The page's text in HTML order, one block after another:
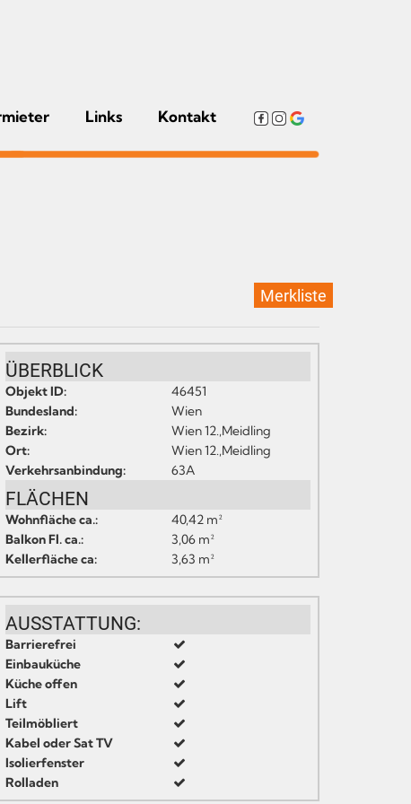
Links Kontakt
Merkliste
ÜBERBLICK
Objekt ID:
46451
Bundesland:
Wien
Bezirk:
Wien 12.,Meidling
Ort:
Wien 12.,Meidling
Verkehrsanbindung:
63A
FLÄCHEN
Wohnfläche ca.:
40,42 m²
Balkon Fl. ca.:
3,06 m²
Kellerfläche ca:
3,63 m²
AUSSTATTUNG:
Barrierefrei
Einbauküche
Küche offen
Lift
Teilmöbliert
Kabel oder Sat TV
Isolierfenster
Rolladen